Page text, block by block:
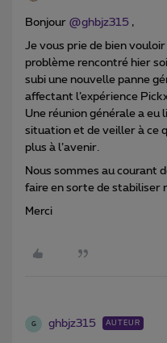
Bonjour @ghbjz315 ,
Je vous prie de bien
problème rencontré hier
subi une nouvelle panne
affectant l’expérience
Une réunion générale a
situation et de veiller à ce
plus à l’avenir.
Nous sommes au courant
faire en sorte de stabiliser
Merci
G ghbjz315 AUTEUR